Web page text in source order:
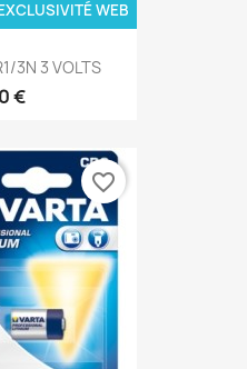
3N 3 VOLTS
€
WEB
favorite_border